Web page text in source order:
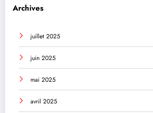
Archives
juillet 2025
juin 2025
mai 2025
avril 2025